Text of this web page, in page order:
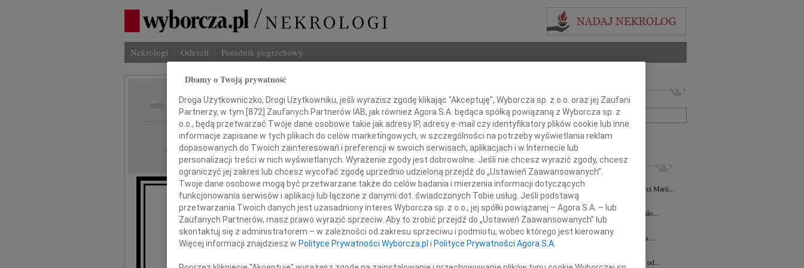
Nekrologi Odeszli Poradnik pogrzebowy
IMIĘ I NAZWISKO: Zygmunt Wider
REGION: Katowice
DATA EMISJI: 11.04.2014
Serdeczne podziękowanie
za okazane współczucie oraz
udział w uroczystościach pogrzebowych
Imię i nazwisko lub numer ogłoszenia:
+ szukanie zaawansowane
INNE NEKROLOGI
Maria Pittner 03.07.2026Katowice
WSPOMNIENIE Z okazji 11 rocznicy śmierci Marii...
Jerzy Strużyna 16.02.2026
Z głębokim żalem zawiadamiamy o odejściu do...
Kazimierz Werecki
04.02.2026
W dniu 31 stycznia 2026 roku odszedł od nas...
29.01.2026
Z głębokim żalem zawiadamiamy, że odszedł od...
Dbamy o Twoją prywatność
Droga Użytkowniczko, Drogi Użytkowniku, jeśli wyrazisz zgodę klikając "Akceptuję", Wyborcza sp. z o.o. oraz jej Zaufani
Partnerzy, w tym [872] Zaufanych Partnerów IAB, jak również Agora S.A. będąca spółką powiązaną z Wyborcza sp. z
o.o., będą przetwarzać Twoje dane osobowe takie jak adresy IP, adresy e-mail czy identyfikatory plików cookie lub inne
informacje zapisane w tych plikach do celów marketingowych, w szczególności na potrzeby wyświetlania reklam
dopasowanych do Twoich zainteresowań i preferencji w swoich serwisach, aplikacjach i w Internecie lub
personalizacji treści w nich wyświetlanych. Wyrażenie zgody jest dobrowolne. Jeśli nie chcesz wyrazić zgody, chcesz
ograniczyć jej zakres lub chcesz wycofać zgodę uprzednio udzieloną przejdź do „Ustawień Zaawansowanych”.
Twoje dane osobowe mogą być przetwarzane także do celów badania i mierzenia informacji dotyczących
funkcjonowania serwisów i aplikacji lub łączone z danymi dot. świadczonych Tobie usług. Jeśli podstawą
przetwarzania Twoich danych jest uzasadniony interes Wyborcza sp. z o.o., jej spółki powiązanej – Agora S.A. – lub
Zaufanych Partnerów, masz prawo wyrazić sprzeciw. Aby to zrobić przejdź do „Ustawień Zaawansowanych” lub
skontaktuj się z administratorem – w zależności od zakresu sprzeciwu i podmiotu, wobec którego jest kierowany.
Więcej informacji znajdziesz w Polityce Prywatności Wyborcza.pl i Polityce Prywatności Agora S.A.